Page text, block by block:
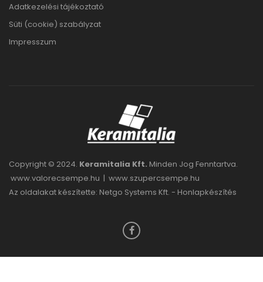
Adatkezelési tájékoztató
Süti (cookie) szabályzat
Impresszum
Copyright © 2024. Keramitalia Kft. Minden Jog Fenntartva.
www.valorecsempe.hu | www.szupercsempe.hu
Az oldalakat készítette: Netgo Systems Kft. - Honlapkészítés